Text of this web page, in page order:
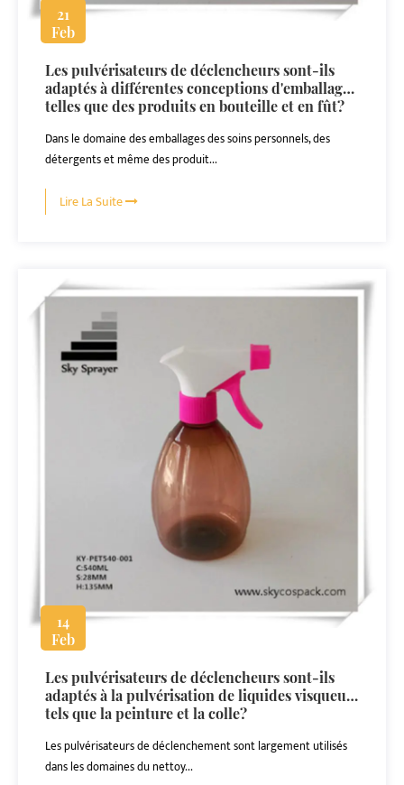
21
Feb
Les pulvérisateurs de déclencheurs sont-ils
adaptés à différentes conceptions d'emballage,
telles que des produits en bouteille et en fût?
Dans le domaine des emballages des soins personnels, des
détergents et même des produit...
Lire La Suite
14
Feb
Les pulvérisateurs de déclencheurs sont-ils
adaptés à la pulvérisation de liquides visqueux
tels que la peinture et la colle?
Les pulvérisateurs de déclenchement sont largement utilisés
dans les domaines du nettoy...